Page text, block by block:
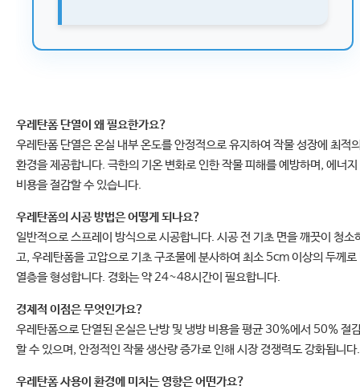
우레탄폼 단열이 왜 필요한가요?
우레탄폼 단열은 온실 내부 온도를 안정적으로 유지하여 작물 성장에 최적
환경을 제공합니다. 극한의 기온 변화로 인한 작물 피해를 예방하며, 에너지
비용을 절감할 수 있습니다.
우레탄폼의 시공 방법은 어떻게 되나요?
일반적으로 스프레이 방식으로 시공합니다. 시공 전 기초 면을 깨끗이 청소
고, 우레탄폼을 고압으로 기초 구조물에 분사하여 최소 5cm 이상의 두께로
열층을 형성합니다. 경화는 약 24~48시간이 필요합니다.
경제적 이점은 무엇인가요?
우레탄폼으로 단열된 온실은 난방 및 냉방 비용을 평균 30%에서 50% 절
할 수 있으며, 안정적인 작물 생산량 증가로 인해 시장 경쟁력도 강화됩니다.
우레탄폼 사용이 환경에 미치는 영향은 어떤가요?